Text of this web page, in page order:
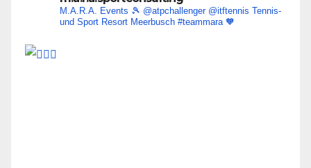
M.A.R.A. Events 🎾 @atpchallenger @itftennis Tennis-
und Sport Resort Meerbusch #teammara 🧡